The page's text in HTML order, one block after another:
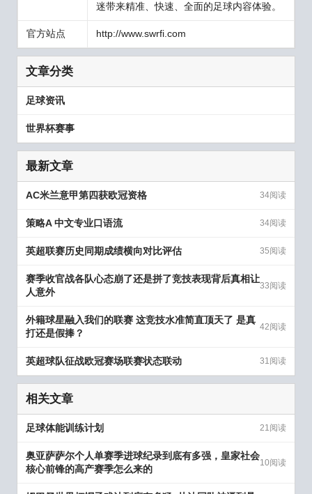
迷带来精准、快速、全面的足球内容体验。
官方站点 http://www.swrfi.com
文章分类
足球资讯
世界杯赛事
最新文章
AC米兰意甲第四获欧冠资格 34阅读
策略A 中文专业口语流 34阅读
英超联赛历史同期成绩横向对比评估 35阅读
赛季收官战各队心态崩了还是拼了竞技表现背后真相让
人意外
33阅读
外籍球星融入我们的联赛 这竞技水准简直顶天了 是真
打还是假捧？
42阅读
英超球队征战欧冠赛场联赛状态联动 31阅读
相关文章
足球体能训练计划 21阅读
奥亚萨萨尔个人单赛季进球纪录到底有多强，皇家社会
核心前锋的高产赛季怎么来的
10阅读